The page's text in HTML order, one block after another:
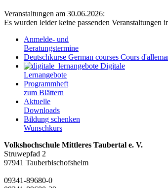
Veranstaltungen am 30.06.2026:
Es wurden leider keine passenden Veranstaltungen
Anmelde- und
Beratungstermine
Deutschkurse German courses Cours
Digitale
Lernangebote
Programmheft
zum Blättern
Aktuelle
Downloads
Bildung schenken
Wunschkurs
Volkshochschule Mittleres Taubertal e. V.
Struwepfad 2
97941 Tauberbischofsheim
09341-89680-0